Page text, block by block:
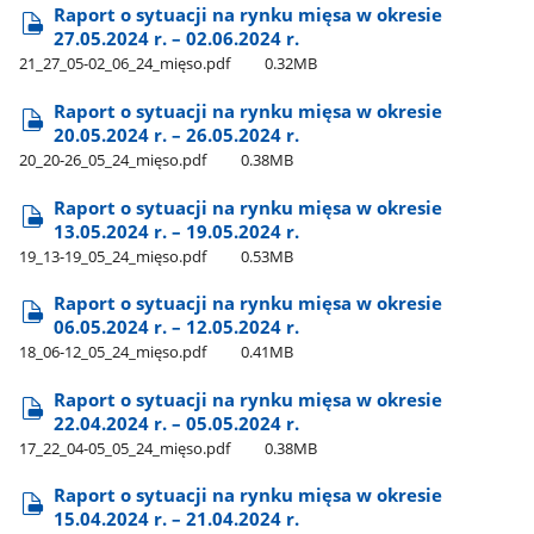
Raport o sytuacji na rynku mięsa w okresie
27.05.2024 r. – 02.06.2024 r.
21​_27​_05-02​_06​_24​_mięso.pdf 0.32MB
Raport o sytuacji na rynku mięsa w okresie
20.05.2024 r. – 26.05.2024 r.
20​_20-26​_05​_24​_mięso.pdf 0.38MB
Raport o sytuacji na rynku mięsa w okresie
13.05.2024 r. – 19.05.2024 r.
19​_13-19​_05​_24​_mięso.pdf 0.53MB
Raport o sytuacji na rynku mięsa w okresie
06.05.2024 r. – 12.05.2024 r.
18​_06-12​_05​_24​_mięso.pdf 0.41MB
Raport o sytuacji na rynku mięsa w okresie
22.04.2024 r. – 05.05.2024 r.
17​_22​_04-05​_05​_24​_mięso.pdf 0.38MB
Raport o sytuacji na rynku mięsa w okresie
15.04.2024 r. – 21.04.2024 r.